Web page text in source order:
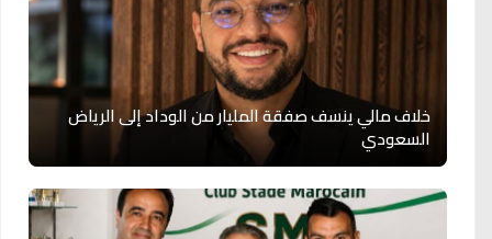
خلاف مالي ينسف صفقة المليار من الوداد إلى الرياض
السعودي